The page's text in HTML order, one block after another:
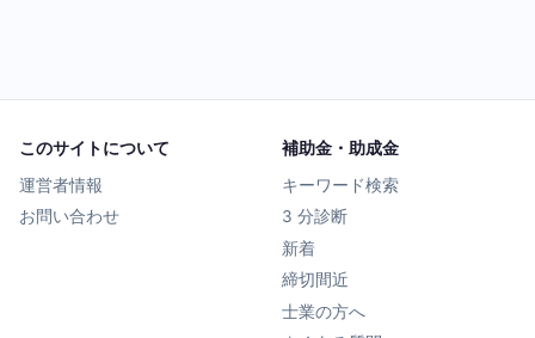
このサイトについて
運営者情報
お問い合わせ
補助金・助成金
キーワード検索
3 分診断
新着
締切間近
士業の方へ